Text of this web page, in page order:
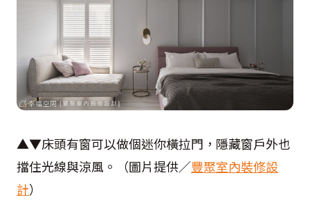
▲▼床頭有窗可以做個迷你橫拉門，隱藏窗戶外也
擋住光線與涼風。（圖片提供／豐聚室內裝修設
計）